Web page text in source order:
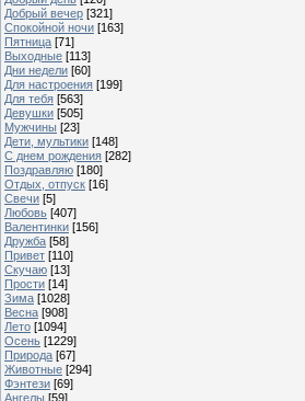
Добрый вечер [321]
Спокойной ночи [163]
Пятница [71]
Выходные [113]
Дни недели [60]
Для настроения [199]
Для тебя [563]
Девушки [505]
Мужчины [23]
Дети, мультики [148]
С днем рождения [282]
Поздравляю [180]
Отдых, отпуск [16]
Свечи [5]
Любовь [407]
Валентинки [156]
Дружба [58]
Привет [110]
Скучаю [13]
Прости [14]
Зима [1028]
Весна [908]
Лето [1094]
Осень [1229]
Природа [67]
Животные [294]
Фэнтези [69]
Ангелы [59]